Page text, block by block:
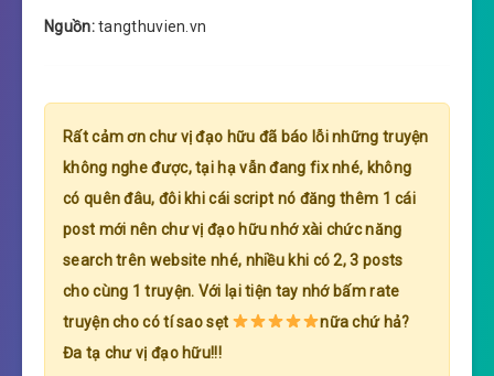
Nguồn:tangthuvien.vn
Rất cảm ơn chư vị đạo hữu đã báo lỗi những truyện
không nghe được, tại hạ vẫn đang fix nhé, không
có quên đâu, đôi khi cái script nó đăng thêm 1 cái
post mới nên chư vị đạo hữu nhớ xài chức năng
search trên website nhé, nhiều khi có 2, 3 posts
cho cùng 1 truyện. Với lại tiện tay nhớ bấm rate
truyện cho có tí sao sẹt
nữa chứ hả?
Đa tạ chư vị đạo hữu!!!